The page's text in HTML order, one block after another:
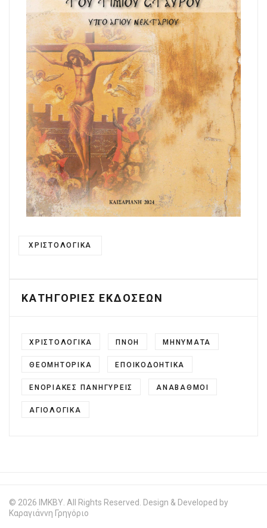
ΧΡΙΣΤΟΛΟΓΙΚΑ
ΚΑΤΗΓΟΡΙΕΣ ΕΚΔΟΣΕΩΝ
ΧΡΙΣΤΟΛΟΓΙΚΑ ΠΝΟΗ ΜΗΝΥΜΑΤΑ
ΘΕΟΜΗΤΟΡΙΚΑ ΕΠΟΙΚΟΔΟΗΤΙΚΑ
ΕΝΟΡΙΑΚΕΣ ΠΑΝΗΓΥΡΕΙΣ ΑΝΑΒΑΘΜΟΙ
ΑΓΙΟΛΟΓΙΚΑ
© 2026 ΙΜΚΒΥ. All Rights Reserved. Design & Developed by
Καραγιάννη Γρηγόριο